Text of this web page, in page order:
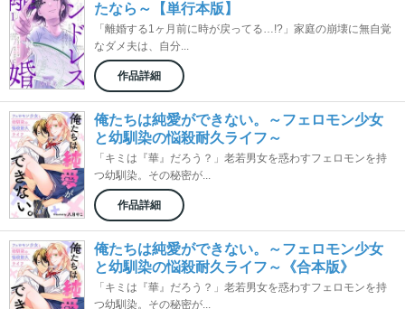
たなら～【単行本版】
「離婚する1ヶ月前に時が戻ってる…!?」家庭の崩壊に無自覚
なダメ夫は、自分...
作品詳細
俺たちは純愛ができない。～フェロモン少女
と幼馴染の悩殺耐久ライフ～
「キミは『華』だろう？」老若男女を惑わすフェロモンを持
つ幼馴染。その秘密が...
作品詳細
俺たちは純愛ができない。～フェロモン少女
と幼馴染の悩殺耐久ライフ～《合本版》
「キミは『華』だろう？」老若男女を惑わすフェロモンを持
つ幼馴染。その秘密が...